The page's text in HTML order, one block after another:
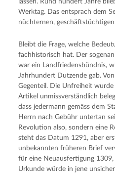
Werktag. Das entsprach dem
nüchternen,
Bleibt die Frage, welche
fachhistorisch hat. Der
war ein Landfriedensbündnis,
Jahrhundert Dutzende gab.
Gegenteil. Die Unfreiheit
Artikel unmissverständlich
dass jedermann gemäss dem
Herrn nach Gebühr untertan
Revolution also, sondern eine
steht das Datum 1291, aber
unbekannten früheren Brief
für eine Neuausfertigung
Urkunde würde in jene